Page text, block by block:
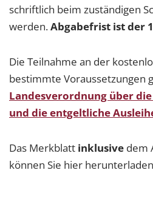
schriftlich beim zuständigen
werden.Abgabefrist ist der
Die Teilnahme an der
bestimmte Voraussetzungen
Landesverordnung über
und die entgeltliche
Das Merkblatt inklusive dem
können Sie hier